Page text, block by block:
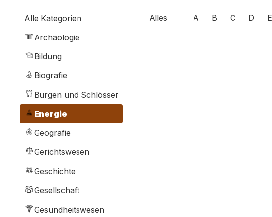
Alle Kategorien
Archäologie
Bildung
Biografie
Burgen und Schlösser
Energie
Geografie
Gerichtswesen
Geschichte
Gesellschaft
Gesundheitswesen
Alles A B C D E